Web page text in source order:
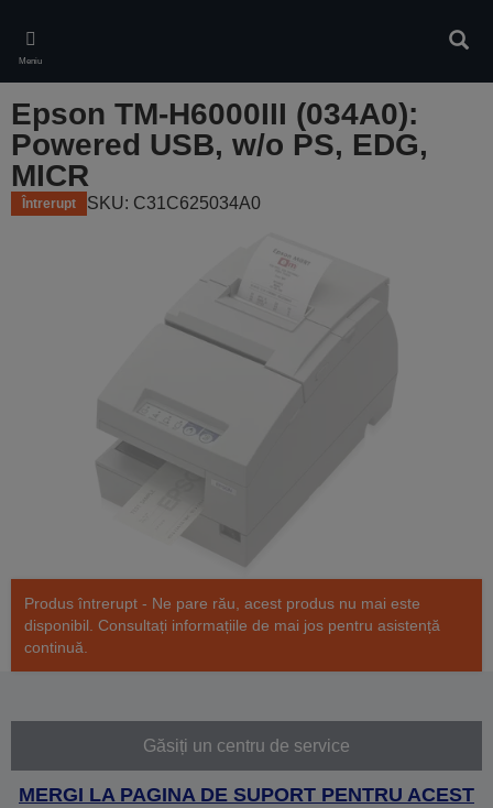
main
content
Meniu
Epson TM-H6000III (034A0):
Powered USB, w/o PS, EDG,
MICR
Întrerupt SKU: C31C625034A0
Produs întrerupt - Ne pare rău, acest produs nu mai este
disponibil. Consultați informațiile de mai jos pentru asistență
continuă.
Găsiți un centru de service
MERGI LA PAGINA DE SUPORT PENTRU ACEST